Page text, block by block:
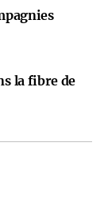
la fibre de